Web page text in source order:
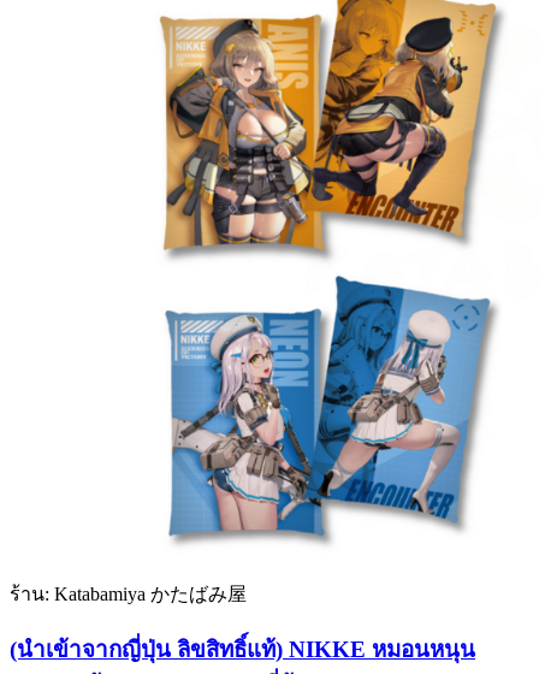
ร้าน: Katabamiya かたばみ屋
(นำเข้าจากญี่ปุ่น ลิขสิทธิ์แท้) NIKKE หมอนหนุน